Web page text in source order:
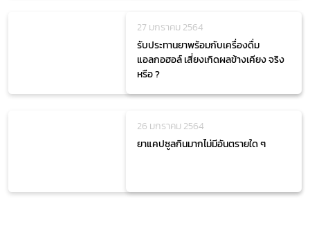
27 มกราคม 2564
รับประทานยาพร้อมกับเครื่องดื่ม
แอลกอฮอล์ เสี่ยงเกิดผลข้างเคียง จริง
หรือ ?
26 มกราคม 2564
ยาแคปซูลกินมากไม่มีอันตรายใด ๆ